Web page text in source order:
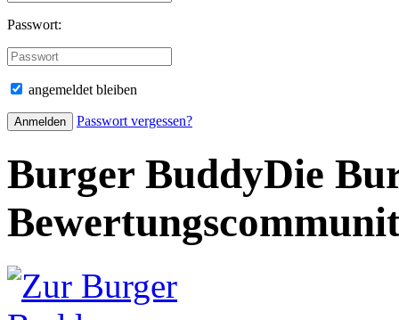
Passwort:
angemeldet bleiben
Passwort vergessen?
Burger BuddyDie